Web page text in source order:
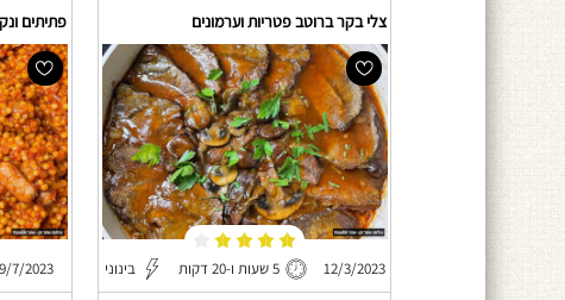
צלי בקר ברוטב פטריות וערמונים
12/3/2023 5 שעות ו-20 דקות בינוני
פתיתים
9/7/2023